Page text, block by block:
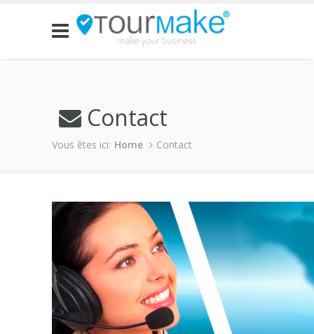
Contact
Vous êtes ici: Home Contact